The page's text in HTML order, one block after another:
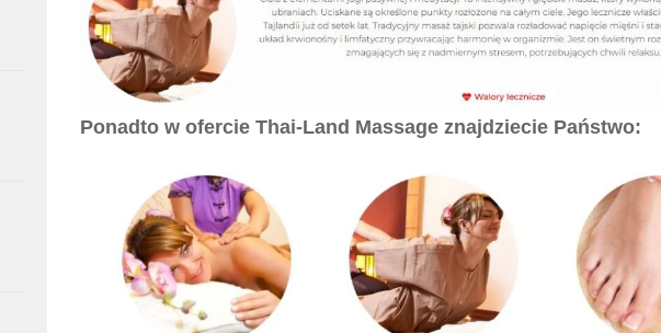
Ponadto w ofercie Thai-Land Massage znajdziecie Państwo: